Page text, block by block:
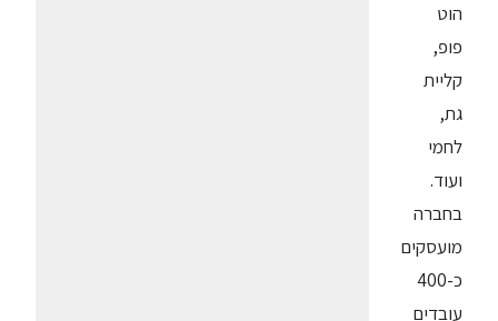
הוט
פופ,
קליית
גת,
לחמי
ועוד.
בחברה
מועסקים
כ-400
עובדים